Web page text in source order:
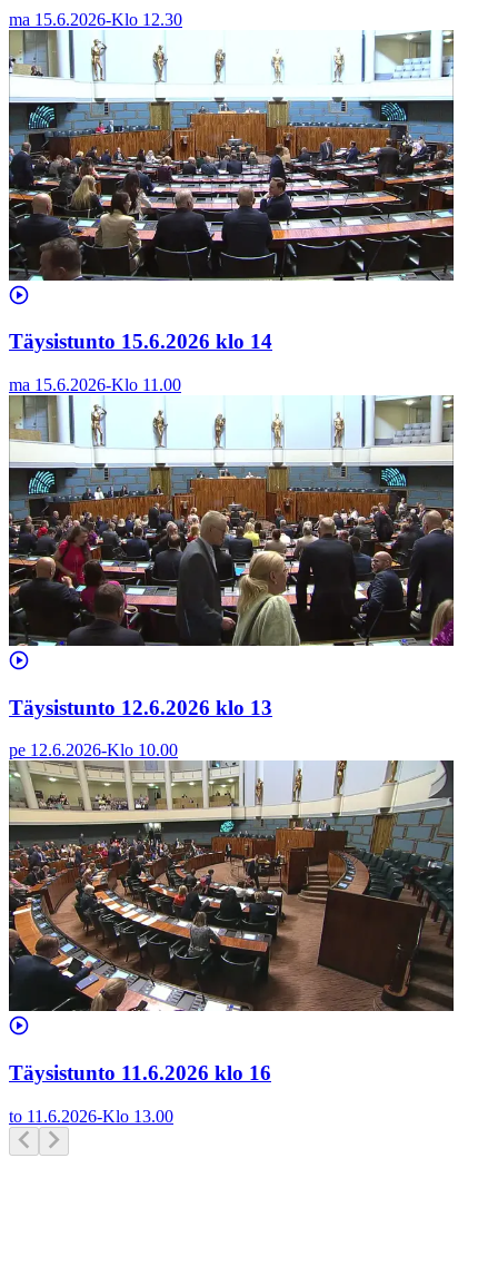
ma 15.6.2026-Klo 12.30
Täysistunto 15.6.2026 klo 14
ma 15.6.2026-Klo 11.00
Täysistunto 12.6.2026 klo 13
pe 12.6.2026-Klo 10.00
Täysistunto 11.6.2026 klo 16
to 11.6.2026-Klo 13.00